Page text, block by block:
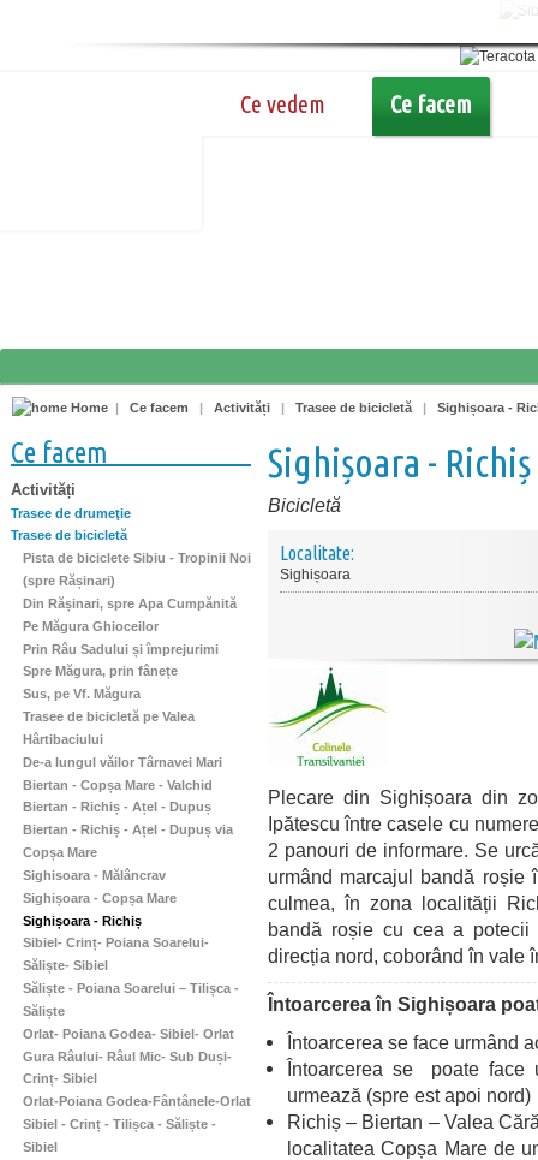
Ce vedem Ce facem
Home | Ce facem | Activități | Trasee de bicicletă | Sighișoara -
Ce facem
Activități
Trasee de drumeţie
Trasee de bicicletă
Pista de biciclete Sibiu - Tropinii Noi
(spre Rășinari)
Din Rășinari, spre Apa Cumpănită
Pe Măgura Ghioceilor
Prin Râu Sadului și împrejurimi
Spre Măgura, prin fânețe
Sus, pe Vf. Măgura
Trasee de bicicletă pe Valea
Hârtibaciului
De-a lungul văilor Târnavei Mari
Biertan - Copșa Mare - Valchid
Biertan - Richiș - Ațel - Dupuș
Biertan - Richiș - Ațel - Dupuș via
Copșa Mare
Sighisoara - Mălâncrav
Sighișoara - Copșa Mare
Sighișoara - Richiș
Sibiel- Crinț- Poiana Soarelui-
Săliște- Sibiel
Săliște - Poiana Soarelui – Tilișca -
Săliște
Orlat- Poiana Godea- Sibiel- Orlat
Gura Râului- Râul Mic- Sub Duși-
Crinț- Sibiel
Orlat-Poiana Godea-Fântânele-Orlat
Sibiel - Crinț - Tilișca - Săliște -
Sibiel
Sighișoara - Richiș
Bicicletă
Localitate:
Sighișoara
Plecare din Sighișoara din
Ipătescu între casele cu
2 panouri de informare. Se
urmând marcajul bandă roșie
culmea, în zona localității
bandă roșie cu cea a
direcția nord, coborând în vale
Întoarcerea în Sighișoara
Întoarcerea se face urmând
Întoarcerea se poate face
urmează (spre est apoi nord)
Richiș – Biertan – Valea
localitatea Copșa Mare de